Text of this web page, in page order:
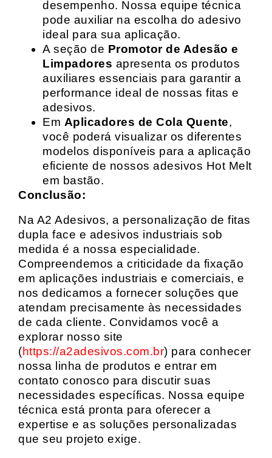
desempenho. Nossa equipe técnica
pode auxiliar na escolha do adesivo
ideal para sua aplicação.
A seção de Promotor de Adesão e
Limpadores apresenta os produtos
auxiliares essenciais para garantir a
performance ideal de nossas fitas e
adesivos.
Em Aplicadores de Cola Quente,
você poderá visualizar os diferentes
modelos disponíveis para a aplicação
eficiente de nossos adesivos Hot Melt
em bastão.
Conclusão:
Na A2 Adesivos, a personalização de fitas
dupla face e adesivos industriais sob
medida é a nossa especialidade.
Compreendemos a criticidade da fixação
em aplicações industriais e comerciais, e
nos dedicamos a fornecer soluções que
atendam precisamente às necessidades
de cada cliente. Convidamos você a
explorar nosso site
(https://a2adesivos.com.br) para conhecer
nossa linha de produtos e entrar em
contato conosco para discutir suas
necessidades específicas. Nossa equipe
técnica está pronta para oferecer a
expertise e as soluções personalizadas
que seu projeto exige.